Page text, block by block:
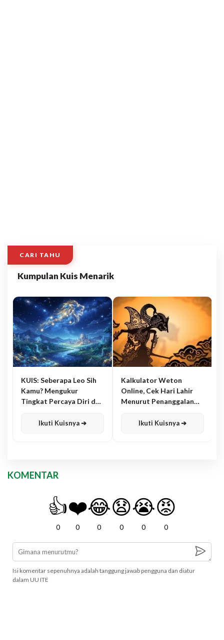
CARI TAHU
Kumpulan Kuis Menarik
KUIS: Seberapa Leo Sih
Kamu? Mengukur
Tingkat Percaya Diri dan
Ikuti Kuisnya ➔
Kalkulator Weton
Online, Cek Hari Lahir
Menurut Penanggalan
Ikuti Kuisnya ➔
KOMENTAR
👍
0
❤️
0
😂
0
😧
0
😭
0
😡
0
Isi komentar sepenuhnya adalah tanggung jawab pengguna dan diatur
dalam UU ITE